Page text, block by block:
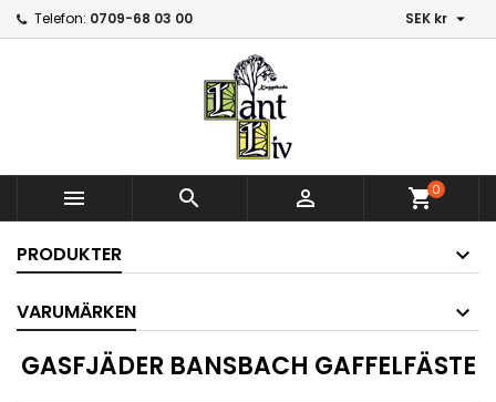
Telefon: 0709-68 03 00 SEK kr 
   shopping_cart0
PRODUKTER
VARUMÄRKEN
GASFJÄDER BANSBACH GAFFELFÄSTE